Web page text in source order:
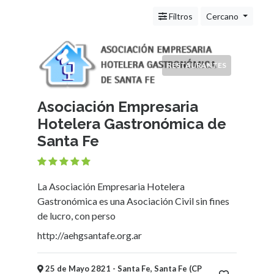
Tecnología
Pizzerías
Noticias
Información
Cosmética
Indumentaria
Hombre,
Filtros Cercano
RESTAURANTES
Asociación Empresaria
Hotelera Gastronómica de
Santa Fe
La Asociación Empresaria Hotelera
Gastronómica es una Asociación Civil sin fines
de lucro, con perso
http://aehgsantafe.org.ar
25 de Mayo 2821 - Santa Fe, Santa Fe (CP